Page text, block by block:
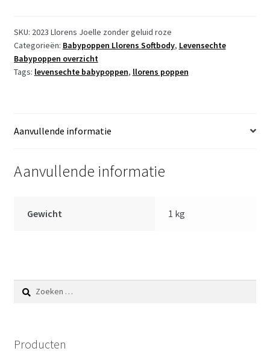
baby
pop
roze
kleding
cm
SKU: 2023 Llorens Joelle zonder geluid roze
Categorieën: Babypoppen Llorens Softbody, Levensechte
Babypoppen overzicht
Tags: levensechte babypoppen, llorens poppen
Aanvullende informatie
Aanvullende informatie
Gewicht 1 kg
Zoeken
naar:
Producten